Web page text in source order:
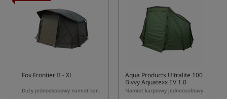
Fox Frontier II - XL
Duży jednoosobowy namiot karpiowy
Aqua Products Ultralite 100
Bivvy Aquatexx EV 1.0
Namiot karpiowy jednoosobowy